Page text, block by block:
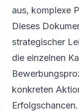
aus, komplexe
Dieses
strategischer
die einzelnen
konkreten
Erfolgschancen.